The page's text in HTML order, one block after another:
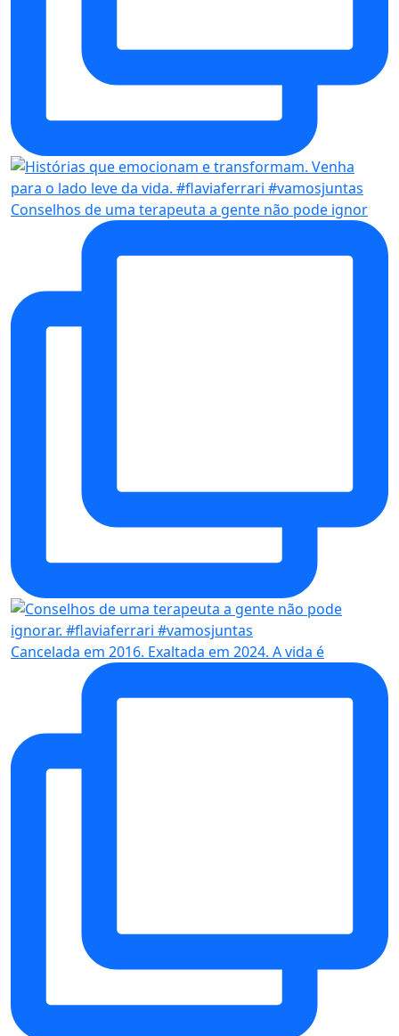
Conselhos de uma terapeuta a gente não pode ignor
Cancelada em 2016. Exaltada em 2024. A vida é